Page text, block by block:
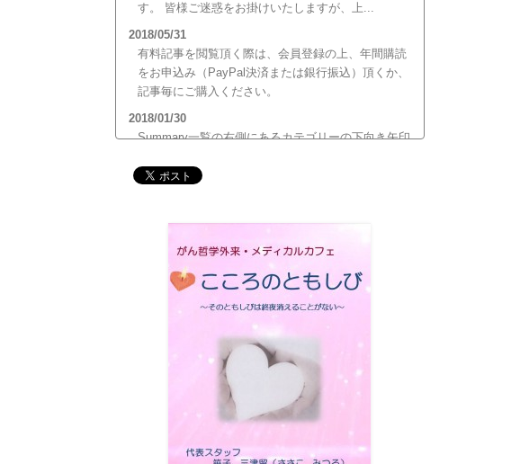
す。 皆様ご迷惑をお掛けいたしますが、上...
2018/05/31
有料記事を閲覧頂く際は、会員登録の上、年間購読
をお申込み（PayPal決済または銀行振込）頂くか、
記事毎にご購入ください。
2018/01/30
Summary一覧の右側にあるカテゴリーの下向き矢印
ご覧頂きたいサブカテゴリーをクリックするとサブ
12月21日（木）22:00～翌22日（金）10:00頃にサイ
トメンテナンス作業を行います。 作業中は、サイト
全ページ（https://silex-transl.com/）が閲覧できな
くなります。 皆様ご迷惑をお掛けいた...
11月1日をもって組織を合同会社に改め、Silex
Press合同会社を設立いたしました。
Global Health Review食は「地中海的」に?
しました。